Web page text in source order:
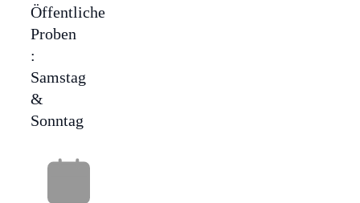
Öffentliche
Proben
:
Samstag
&
Sonntag